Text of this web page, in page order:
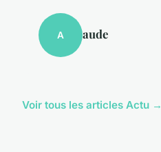
A aude
Voir tous les articles Actu →